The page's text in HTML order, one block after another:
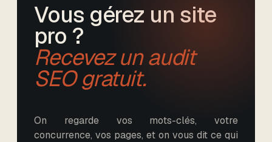
Vous gérez un site
pro ?
Recevez un audit
SEO gratuit.
On regarde vos mots-clés, votre
concurrence, vos pages, et on vous dit ce qui